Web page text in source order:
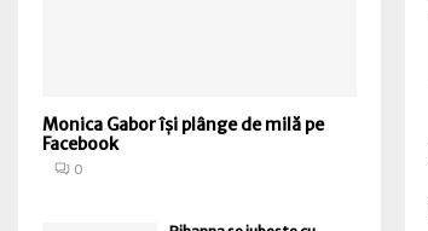
Monica Gabor își plânge de milă pe
Facebook
0